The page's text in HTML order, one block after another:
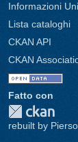
Informazioni
Lista cataloghi
CKAN API
CKAN
Fatto con
rebuilt by